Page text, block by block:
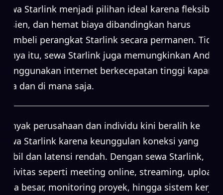
Sewa Starlink menjadi pilihan ideal karena fleksibel,
efisien, dan hemat biaya dibandingkan harus
membeli perangkat Starlink secara permanen. Tidak
hanya itu, sewa Starlink juga memungkinkan Anda
menggunakan internet berkecepatan tinggi kapan
saja dan di mana saja.
Banyak perusahaan dan individu kini beralih ke
sewa Starlink karena keunggulan koneksi yang
stabil dan latensi rendah. Dengan sewa Starlink,
aktivitas seperti meeting online, streaming, upload
data besar, monitoring proyek, hingga sistem kerja